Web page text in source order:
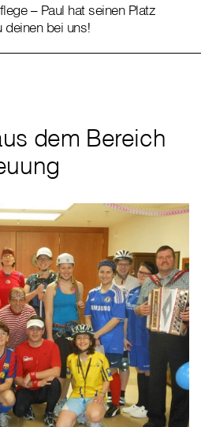
– Paul hat seinen Platz
deinen bei uns!
dem Bereich